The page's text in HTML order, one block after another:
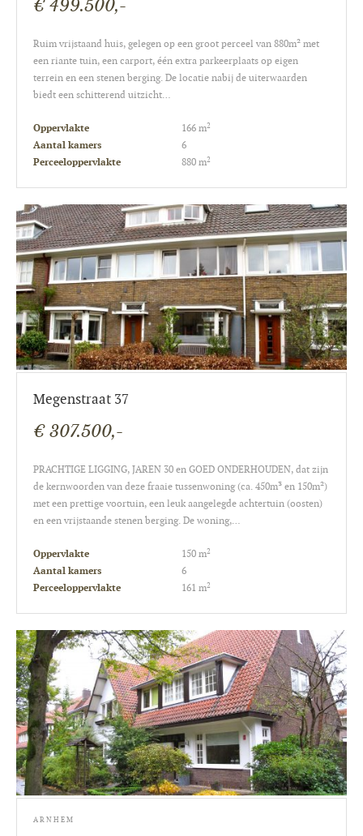
€ 499.500,-
Ruim vrijstaand huis, gelegen op een groot perceel van 880m² met
een riante tuin, een carport, één extra parkeerplaats op eigen
terrein en een stenen berging. De locatie nabij de uiterwaarden
biedt een schitterend uitzicht…
Oppervlakte 166 m2
Aantal kamers 6
Perceeloppervlakte 880 m2
Megenstraat 37
€ 307.500,-
PRACHTIGE LIGGING, JAREN 30 en GOED ONDERHOUDEN, dat zijn
de kernwoorden van deze fraaie tussenwoning (ca. 450m³ en 150m²)
met een prettige voortuin, een leuk aangelegde achtertuin (oosten)
en een vrijstaande stenen berging. De woning,…
Oppervlakte 150 m2
Aantal kamers 6
Perceeloppervlakte 161 m2
ARNHEM